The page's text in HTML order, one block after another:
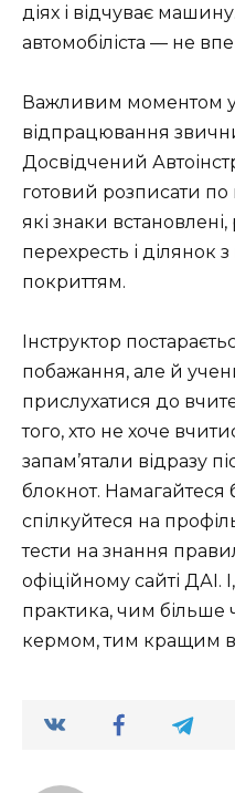
діях і відчуває
автомобіліста — не
Важливим моментом у
відпрацювання
Досвідчений
готовий розписати по
які знаки
перехресть і ділянок
покриттям.
Інструктор
побажання, але й
прислухатися до
того, хто не хоче
запам’ятали відразу
блокнот. Намагайтеся
спілкуйтеся на
тести на знання
офіційному сайті ДАІ.
практика, чим більше
кермом, тим кращим